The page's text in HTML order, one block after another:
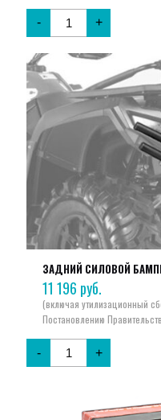
- +
ЗАДНИЙ СИЛОВОЙ
11 196 руб.
- +